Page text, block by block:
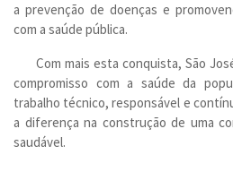
a prevenção de doenças e
com a saúde pública.
Com mais esta conquista, São
compromisso com a saúde da
trabalho técnico, responsável e
a diferença na construção de uma
saudável.